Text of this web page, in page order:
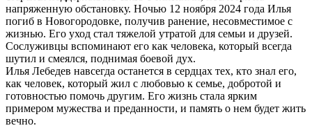
напряженную обстановку. Ночью 12 ноября 2024 года Илья
погиб в Новогородовке, получив ранение, несовместимое с
жизнью. Его уход стал тяжелой утратой для семьи и друзей.
Сослуживцы вспоминают его как человека, который всегда
шутил и смеялся, поднимая боевой дух.
Илья Лебедев навсегда останется в сердцах тех, кто знал его,
как человек, который жил с любовью к семье, добротой и
готовностью помочь другим. Его жизнь стала ярким
примером мужества и преданности, и память о нем будет жить
вечно.